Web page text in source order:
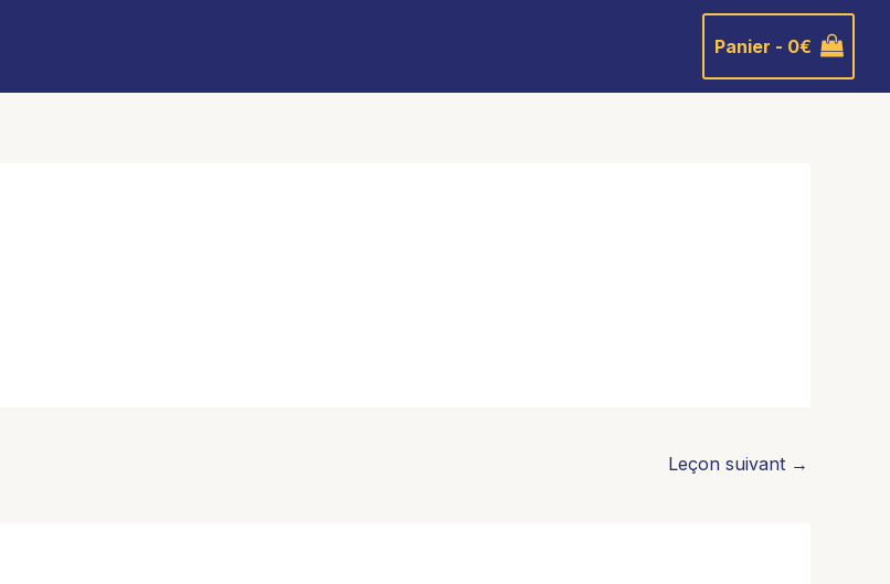
Panier - 0€
Leçon suivant →